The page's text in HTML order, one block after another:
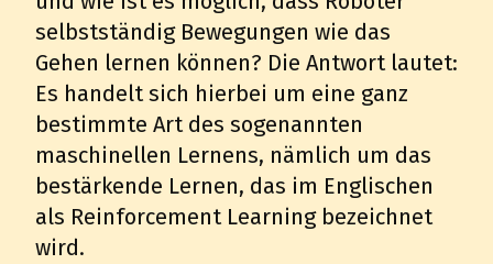
selbstständig Bewegungen wie das
Gehen lernen können? Die Antwort lautet:
Es handelt sich hierbei um eine ganz
bestimmte Art des sogenannten
maschinellen Lernens, nämlich um das
bestärkende Lernen, das im Englischen
als Reinforcement Learning bezeichnet
wird.